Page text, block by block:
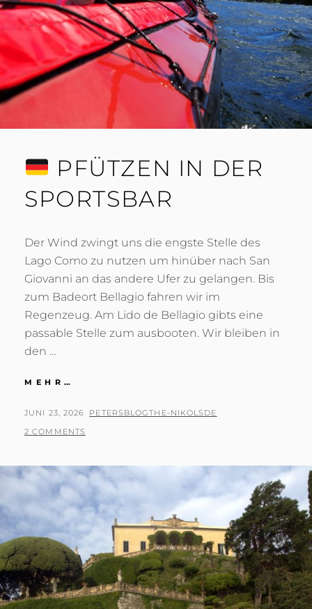
PFÜTZEN IN DER
SPORTSBAR
Der Wind zwingt uns die engste Stelle des
Lago Como zu nutzen um hinüber nach San
Giovanni an das andere Ufer zu gelangen. Bis
zum Badeort Bellagio fahren wir im
Regenzeug. Am Lido de Bellagio gibts eine
passable Stelle zum ausbooten. Wir bleiben in
den …
MEHR…
IN
SPORTSBAR
POSTED
ON
JUNI 23, 2026 BY
PETERSBLOGTHE-NIKOLSDE
2 COMMENTS